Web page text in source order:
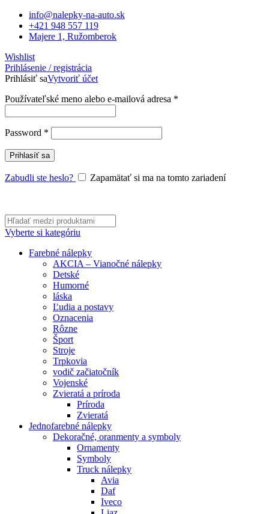
info@nalepky-na-auto.sk
+421 948 557 119
Majere 1, Ružomberok
Wishlist
Prihlásenie / registrácia
Prihlásiť saVytvoriť účet
Používateľské meno alebo e-mailová adresa *
Password *
Prihlasíť sa
Zabudli ste heslo? Zapamätať si ma na tomto zariadení
Vyberte si kategóriu
Farebné nálepky
AKCIA – Vianočné nálepky
Detské
Humorné
láska
Ľudia a postavy
Oznacenia
Rôzne
Šport
Stroje
Trpkovia
vodič začiatočník
Vojenské
Zvieratá a príroda
Príroda
Zvieratá
Jednofarebné nálepky
Dekoračné, oranmenty a symboly
Ornamenty
Symboly
Truck nálepky
Avia
Daf
Iveco